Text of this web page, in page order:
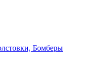
Бомберы